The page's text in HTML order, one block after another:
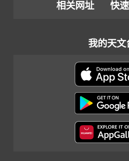
相关网址
快
我的天文